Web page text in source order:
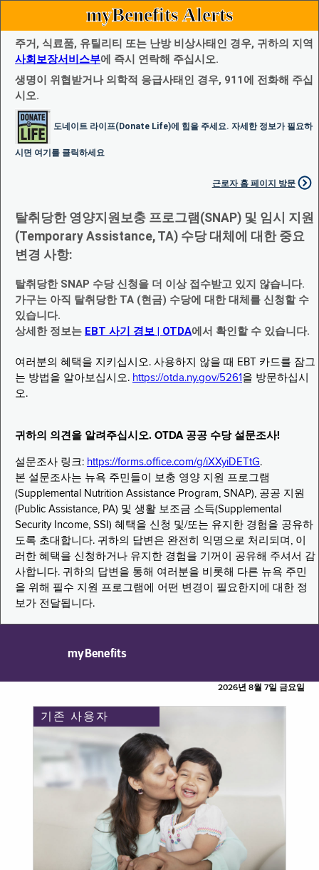
myBenefits Alerts
주거, 식료품, 유틸리티 또는 난방 비상사태인 경우, 귀하의 지역
사회보장서비스부에 즉시 연락해 주십시오.
생명이 위협받거나 의학적 응급사태인 경우, 911에 전화해 주십
시오.
도네이트 라이프(Donate Life)에 힘을 주세요. 자세한 정보가 필요하
시면 여기를 클릭하세요
근로자 홈 페이지 방문
탈취당한 영양지원보충 프로그램(SNAP) 및 임시 지원
(Temporary Assistance, TA) 수당 대체에 대한 중요
변경 사항:
탈취당한 SNAP 수당 신청을 더 이상 접수받고 있지 않습니다.
가구는 아직 탈취당한 TA (현금) 수당에 대한 대체를 신청할 수
있습니다.
상세한 정보는 EBT 사기 경보 | OTDA에서 확인할 수 있습니다.
여러분의 혜택을 지키십시오. 사용하지 않을 때 EBT 카드를 잠그
는 방법을 알아보십시오. https://otda.ny.gov/5261 을 방문하십시
오.
귀하의 의견을 알려주십시오. OTDA 공공 수당 설문조사!
설문조사 링크: https://forms.office.com/g/iXXyiDETtG.
본 설문조사는 뉴욕 주민들이 보충 영양 지원 프로그램
(Supplemental Nutrition Assistance Program, SNAP), 공공 지원
(Public Assistance, PA) 및 생활 보조금 소득(Supplemental
Security Income, SSI) 혜택을 신청 및/또는 유지한 경험을 공유하
도록 초대합니다. 귀하의 답변은 완전히 익명으로 처리되며, 이
러한 혜택을 신청하거나 유지한 경험을 기꺼이 공유해 주셔서 감
사합니다. 귀하의 답변을 통해 여러분을 비롯해 다른 뉴욕 주민
을 위해 필수 지원 프로그램에 어떤 변경이 필요한지에 대한 정
보가 전달됩니다.
myBenefits
2026년 8월 7일 금요일
기존 사용자